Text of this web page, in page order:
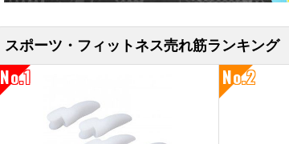
スポーツ・フィットネス売れ筋ランキング
No.1 No.2